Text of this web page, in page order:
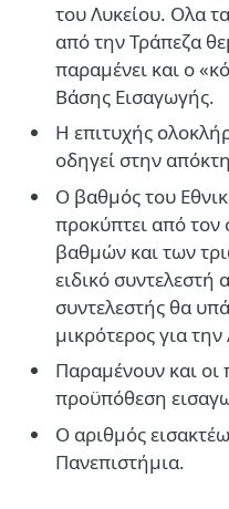
του Λυκείου. Ολα
από την Τράπεζα
παραμένει και ο
Βάσης Εισαγωγής.
Η επιτυχής
οδηγεί στην
Ο βαθμός του
προκύπτει από
βαθμών και των
ειδικό
συντελεστής θα
μικρότερος για
Παραμένουν και οι
προϋπόθεση
Ο αριθμός
Πανεπιστήμια.